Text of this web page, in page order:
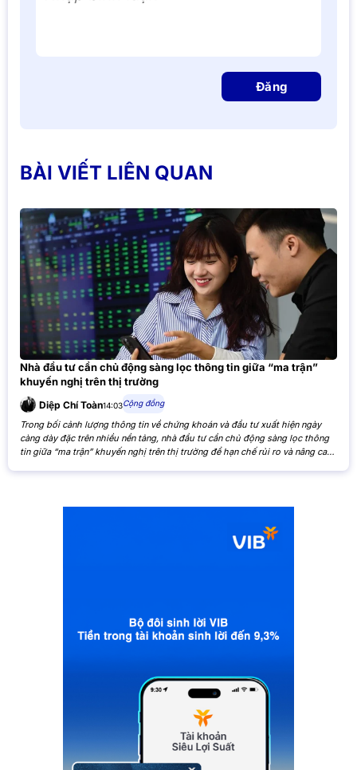
Đăng
BÀI VIẾT LIÊN QUAN
Nhà đầu tư cần chủ động sàng lọc thông tin giữa “ma trận”
khuyến nghị trên thị trường
Diệp Chí Toàn14:03Cộng đồng
Trong bối cảnh lượng thông tin về chứng khoán và đầu tư xuất hiện ngày
càng dày đặc trên nhiều nền tảng, nhà đầu tư cần chủ động sàng lọc thông
tin giữa “ma trận” khuyến nghị trên thị trường để hạn chế rủi ro và nâng cao